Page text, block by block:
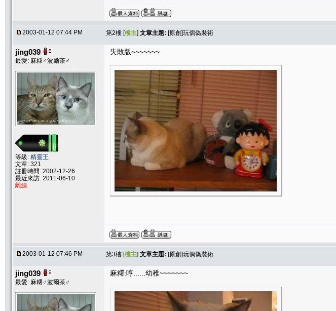
2003-01-12 07:44 PM 第2樓 [樓主] 文章主題: [原創]玩偶偽裝術
jing039
最愛: 麻糬♂波爾茶♂
等級: 精靈王
文章: 321
註冊時間: 2002-12-26
最近來訪: 2011-06-10
離線
失敗版~~~~~~~
2003-01-12 07:46 PM 第3樓 [樓主] 文章主題: [原創]玩偶偽裝術
jing039
最愛: 麻糬♂波爾茶♂
麻糬:哼......幼稚~~~~~~~